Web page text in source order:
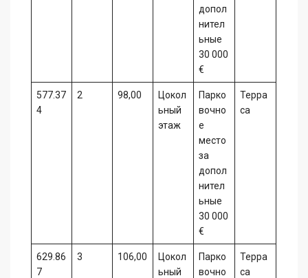
допол
нител
ьные
30 000
€
577.37
4
2 98,00
Цокол
ьный
этаж
Парко
вочно
е
место
за
допол
нител
ьные
30 000
€
Терра
са
629.86
7
3 106,00
Цокол
ьный
Парко
вочно
Терра
са